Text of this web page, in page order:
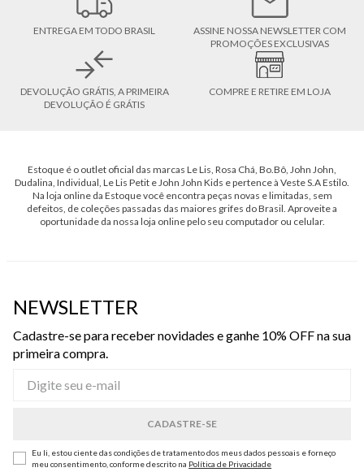
ENTREGA EM TODO BRASIL
ASSINE NOSSA NEWSLETTER COM
PROMOÇÕES EXCLUSIVAS
DEVOLUÇÃO GRÁTIS, A PRIMEIRA
DEVOLUÇÃO É GRÁTIS
COMPRE E RETIRE EM LOJA
Estoque é o outlet oficial das marcas Le Lis, Rosa Chá, Bo.Bô, John John,
Dudalina, Individual, Le Lis Petit e John John Kids e pertence à Veste S.A Estilo.
Na loja online da Estoque você encontra peças novas e limitadas, sem
defeitos, de coleções passadas das maiores grifes do Brasil. Aproveite a
oportunidade da nossa loja online pelo seu computador ou celular.
NEWSLETTER
Cadastre-se para receber novidades e ganhe 10% OFF na sua
primeira compra.
Eu li, estou ciente das condições de tratamento dos meus dados pessoais e forneço
meu consentimento, conforme descrito na Política de Privacidade